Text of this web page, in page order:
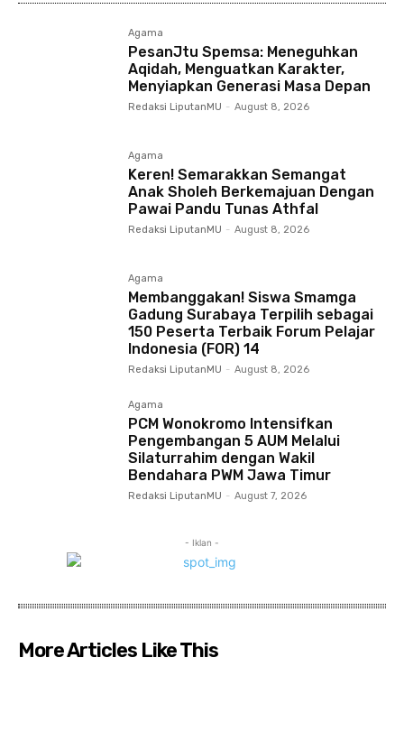
Agama
PesanJtu Spemsa: Meneguhkan
Aqidah, Menguatkan Karakter,
Menyiapkan Generasi Masa Depan
Redaksi LiputanMU - August 8, 2026
Agama
Keren! Semarakkan Semangat
Anak Sholeh Berkemajuan Dengan
Pawai Pandu Tunas Athfal
Redaksi LiputanMU - August 8, 2026
Agama
Membanggakan! Siswa Smamga
Gadung Surabaya Terpilih sebagai
150 Peserta Terbaik Forum Pelajar
Indonesia (FOR) 14
Redaksi LiputanMU - August 8, 2026
Agama
PCM Wonokromo Intensifkan
Pengembangan 5 AUM Melalui
Silaturrahim dengan Wakil
Bendahara PWM Jawa Timur
Redaksi LiputanMU - August 7, 2026
- Iklan -
More Articles Like This